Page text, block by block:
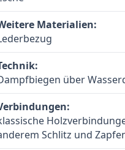
Materialien:
über
Schlitz und